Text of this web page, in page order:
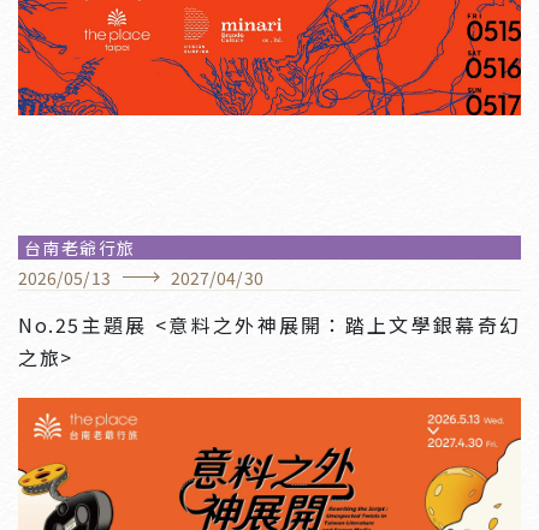
台南老爺行旅
2026/05/13 2027/04/30
No.25主題展 <意料之外神展開：踏上文學銀幕奇幻
之旅>